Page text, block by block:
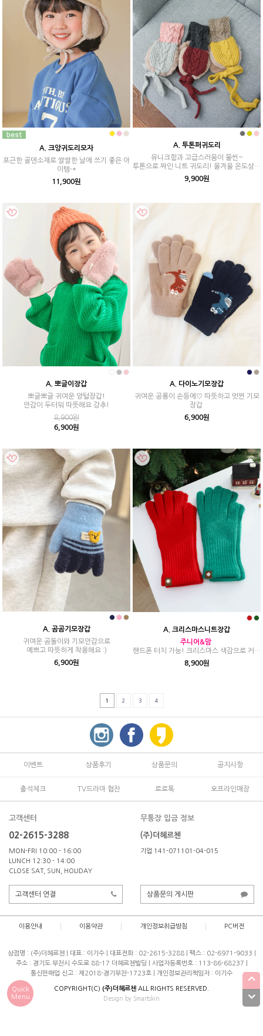
Quick
Menu
A. 크앙귀도리모자
포근한 골덴소재로 쌀쌀한 날에 쓰기 좋은 아
이템-*
11,900원
A. 투톤퍼귀도리
유니크함과 고급스러움이 물씬~
투톤으로 짜인 니트 귀도리! 올겨울 온도상승
아이템!
9,900원
A. 뽀글이장갑
뽀글뽀글 귀여운 양털장갑!
안감이 두터워 따뜻해요 강추!
8,900원
6,900원
A. 다이노기모장갑
귀여운 공룡이 손등에♡ 따뜻하고 멋찐 기모
장갑
6,900원
A. 곰곰기모장갑
귀여운 곰돌이와 기모안감으로
예쁘고 따뜻하게 착용해요 :)
6,900원
A. 크리스마스니트장갑
주니어&맘
핸드폰 터치 가능! 크리스마스 색감으로 커플
로 착용해도 사랑스러운 아이템
8,900원
1 2 3 4
이벤트 상품후기 상품문의 공지사항
출석체크 TV드라마 협찬 로로톡 오프라인매장
고객센터
02-2615-3288
MON-FRI 10:00 - 16:00
LUNCH 12:30 - 14:00
CLOSE SAT, SUN, HOLIDAY
무통장 입금 정보
(주)더헤르첸
기업 141-071101-04-015
고객센터 연결 상품문의 게시판
이용안내 이용약관 개인정보취급방침 PC버전
상점명 : (주)더헤르첸 대표 : 이기수 대표전화 : 02-2615-3288 팩스 : 02-6971-9033
주소 : 경기도 부천시 수도로 88-17 더헤르첸빌딩
사업자등록번호 : 113-86-68237
통신판매업 신고 : 제2018-경기부천-1723호
개인정보관리책임자 : 이기수
COPYRIGHT(C) (주)더헤르첸 ALL RIGHTS RESERVED.